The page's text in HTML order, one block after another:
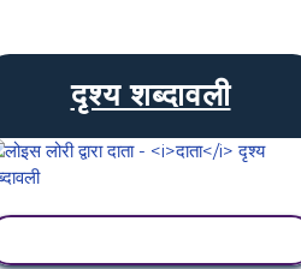
दृश्य शब्दावली